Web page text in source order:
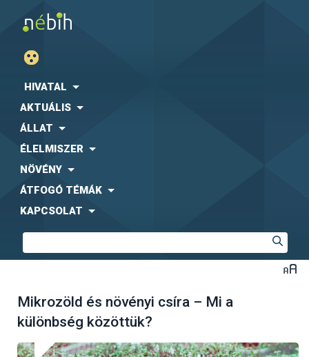
HIVATAL
AKTUÁLIS
ÁLLAT
ÉLELMISZER
NÖVÉNY
ÁTFOGÓ TÉMÁK
KAPCSOLAT
Mikrozöld és növényi csíra – Mi a
különbség közöttük?